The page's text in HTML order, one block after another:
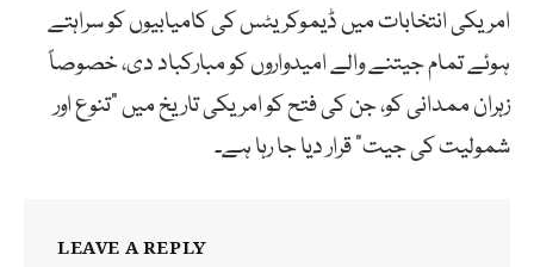
امریکی انتخابات میں ڈیموکریٹس کی کامیابیوں کو سراہتے
ہوئے تمام جیتنے والے امیدواروں کو مبارکباد دی، خصوصاً
زہران ممدانی کو، جن کی فتح کو امریکی تاریخ میں “تنوع اور
شمولیت کی جیت” قرار دیا جا رہا ہے۔
LEAVE A REPLY